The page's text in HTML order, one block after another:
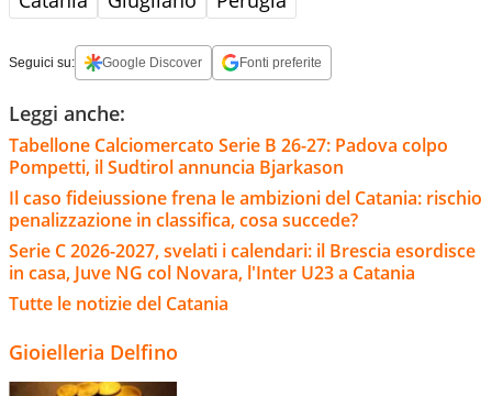
Seguici su: Google Discover Fonti preferite
Leggi anche:
Tabellone Calciomercato Serie B 26-27: Padova colpo
Pompetti, il Sudtirol annuncia Bjarkason
Il caso fideiussione frena le ambizioni del Catania: rischio
penalizzazione in classifica, cosa succede?
Serie C 2026-2027, svelati i calendari: il Brescia esordisce
in casa, Juve NG col Novara, l'Inter U23 a Catania
Tutte le notizie del Catania
Gioielleria Delfino